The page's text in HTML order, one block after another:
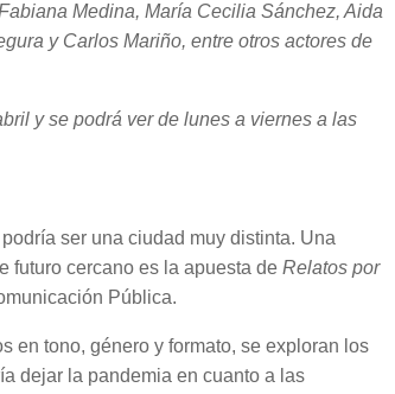
Medina, María Cecilia Sánchez, Aida
y Carlos Mariño, entre otros actores de
y se podrá ver de lunes a viernes a las
ser una ciudad muy distinta. Una
futuro cercano es la apuesta de Relatos por
Pública.
en tono, género y formato, se exploran los
dejar la pandemia en cuanto a las